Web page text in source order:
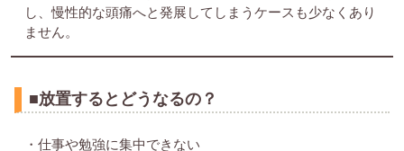
し、慢性的な頭痛へと発展してしまうケースも少なくあり
ません。
■放置するとどうなるの？
・仕事や勉強に集中できない